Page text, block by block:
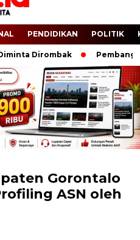
PENDIDIKAN POLITIK
Dirombak
Gorontalo
ASN oleh